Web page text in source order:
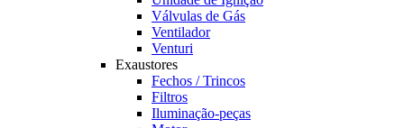
Válvulas de Gás
Ventilador
Venturi
Exaustores
Fechos / Trincos
Filtros
Iluminação-peças